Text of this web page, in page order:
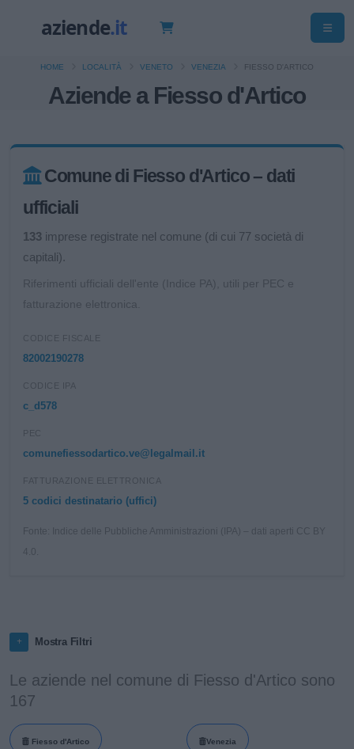
Aziende a Fiesso d'Artico
HOME LOCALITÀ VENETO VENEZIA FIESSO D'ARTICO
Comune di Fiesso d'Artico – dati
ufficiali
133 imprese registrate nel comune (di cui 77 società di
capitali).
Riferimenti ufficiali dell'ente (Indice PA), utili per PEC e
fatturazione elettronica.
CODICE FISCALE
82002190278
CODICE IPA
c_d578
PEC
comunefiessodartico.ve@legalmail.it
FATTURAZIONE ELETTRONICA
5 codici destinatario (uffici)
Fonte: Indice delle Pubbliche Amministrazioni (IPA) – dati aperti CC BY
Mostra Filtri
Le aziende nel comune di Fiesso d'Artico sono
167
Fiesso d'Artico Venezia